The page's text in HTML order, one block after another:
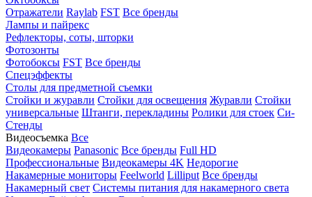
Отражатели Raylab FST Все бренды
Лампы и пайрекс
Рефлекторы, соты, шторки
Фотозонты
Фотобоксы FST Все бренды
Спецэффекты
Столы для предметной съемки
Стойки и журавли Стойки для освещения Журавли Стойки
универсальные Штанги, перекладины Ролики для стоек Си-
Стенды
Видеосъемка Все
Видеокамеры Panasonic Все бренды Full HD
Профессиональные Видеокамеры 4K Недорогие
Накамерные мониторы Feelworld Lilliput Все бренды
Накамерный свет Системы питания для накамерного света